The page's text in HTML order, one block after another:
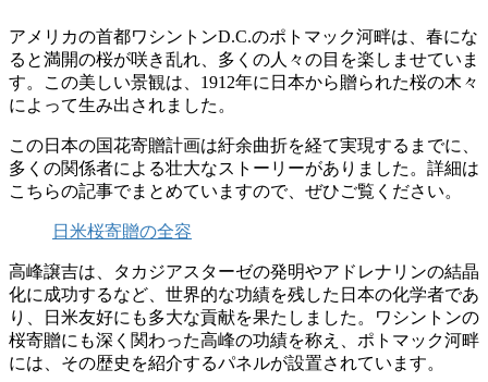
アメリカの首都ワシントンD.C.のポトマック河畔は、春にな
ると満開の桜が咲き乱れ、多くの人々の目を楽しませていま
す。この美しい景観は、1912年に日本から贈られた桜の木々
によって生み出されました。
この日本の国花寄贈計画は紆余曲折を経て実現するまでに、
多くの関係者による壮大なストーリーがありました。詳細は
こちらの記事でまとめていますので、ぜひご覧ください。
日米桜寄贈の全容
高峰譲吉は、タカジアスターゼの発明やアドレナリンの結晶
化に成功するなど、世界的な功績を残した日本の化学者であ
り、日米友好にも多大な貢献を果たしました。ワシントンの
桜寄贈にも深く関わった高峰の功績を称え、ポトマック河畔
には、その歴史を紹介するパネルが設置されています。